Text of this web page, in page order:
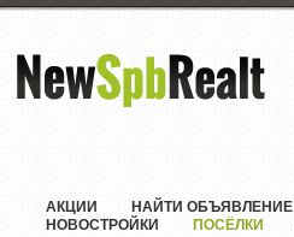
АКЦИИ НАЙТИ ОБЪЯВЛЕНИЕ
НОВОСТРОЙКИ
ПОСЁЛКИ